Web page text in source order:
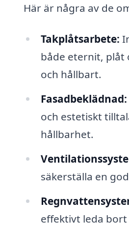
Här är några av de
Takplåtsarbete:
både eternit, plåt
och hållbart.
Fasadbeklädnad:
och estetiskt
hållbarhet.
säkerställa en
effektivt leda